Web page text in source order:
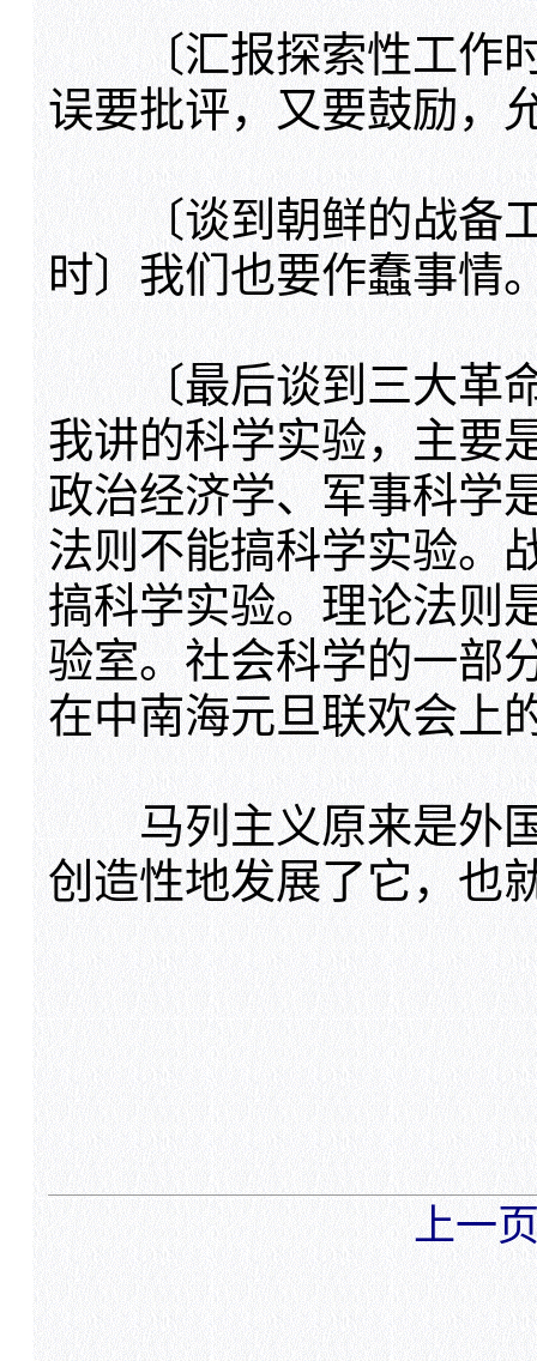
〔汇报探索性工作时
误要批评，又要鼓励，
〔谈到朝鲜的战备工
时〕我们也要作蠢事情
〔最后谈到三大革命
我讲的科学实验，主要
政治经济学、军事科学
法则不能搞科学实验。
搞科学实验。理论法则
验室。社会科学的一部
在中南海元旦联欢会上
马列主义原来是外国
创造性地发展了它，也
上一